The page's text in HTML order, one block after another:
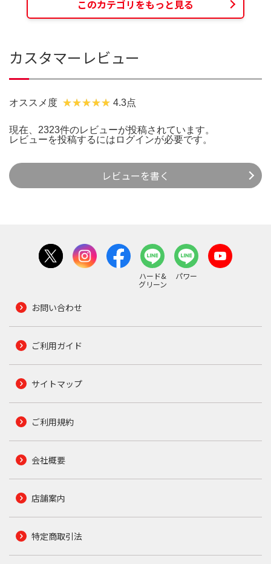
このカテゴリをもっと見る
カスタマーレビュー
オススメ度 4.3点
現在、2323件のレビューが投稿されています。
レビューを投稿するには ログインが必要です。
レビューを書く
ハード&
グリーン
パワー
お問い合わせ
ご利用ガイド
サイトマップ
ご利用規約
会社概要
店舗案内
特定商取引法